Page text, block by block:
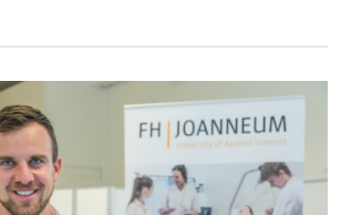
und Mühe erschaffen.